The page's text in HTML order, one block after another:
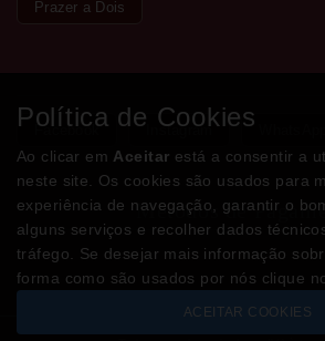
Prazer a Dois
Facebook Instagram
Métodos de
Política de Cookies
Ao clicar em Aceitar está a consentir a
neste site. Os cookies são usados para
experiência de navegação, garantir o
alguns serviços e recolher dados
tráfego. Se desejar mais informação
forma como são usados por nós clique
ACEITAR COOKIES